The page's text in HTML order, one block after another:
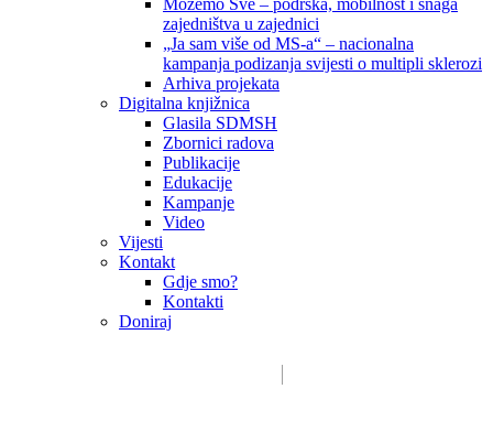
Možemo Sve – podrška, mobilnost i snaga
zajedništva u zajednici
„Ja sam više od MS-a“ – nacionalna
kampanja podizanja svijesti o multipli sklerozi
Arhiva projekata
Digitalna knjižnica
Glasila SDMSH
Zbornici radova
Publikacije
Edukacije
Kampanje
Video
Vijesti
Kontakt
Gdje smo?
Kontakti
Doniraj